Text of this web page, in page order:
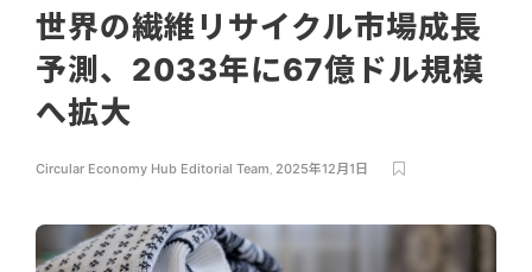
世界の繊維リサイクル市場成長
予測、2033年に67億ドル規模
へ拡大
Circular Economy Hub Editorial Team, 2025年12月1日